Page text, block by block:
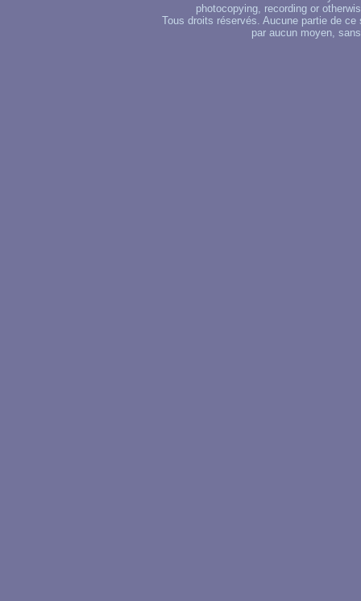
photocopying, recording or
Tous droits réservés. Aucune partie de
par aucun moyen,